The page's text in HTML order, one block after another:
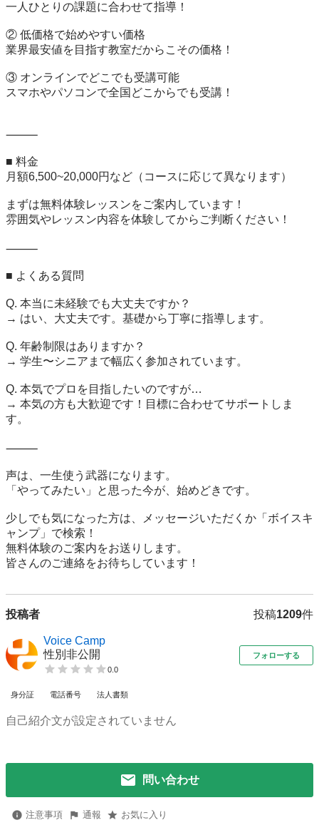
一人ひとりの課題に合わせて指導！
② 低価格で始めやすい価格
業界最安値を目指す教室だからこその価格！
③ オンラインでどこでも受講可能
スマホやパソコンで全国どこからでも受講！
⸻
■ 料金
月額6,500~20,000円など（コースに応じて異なります）
まずは無料体験レッスンをご案内しています！
雰囲気やレッスン内容を体験してからご判断ください！
⸻
■ よくある質問
Q. 本当に未経験でも大丈夫ですか？
→ はい、大丈夫です。基礎から丁寧に指導します。
Q. 年齢制限はありますか？
→ 学生〜シニアまで幅広く参加されています。
Q. 本気でプロを目指したいのですが…
→ 本気の方も大歓迎です！目標に合わせてサポートしま
す。
⸻
声は、一生使う武器になります。
「やってみたい」と思った今が、始めどきです。
少しでも気になった方は、メッセージいただくか「ボイスキ
ャンプ」で検索！
無料体験のご案内をお送りします。
投稿者 投稿1209件
Voice Camp
性別非公開
0.0
フォローする
身分証 電話番号 法人書類
自己紹介文が設定されていません
問い合わせ
注意事項 通報 お気に入り